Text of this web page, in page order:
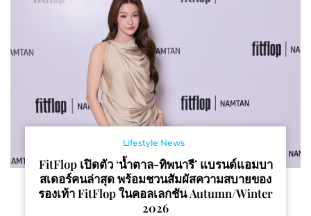
Lifestyle News
FitFlop เปิดตัว ‘น้ำตาล-ทิพนารี’ แบรนด์แอมบา
สเดอร์คนล่าสุด พร้อมชวนสัมผัสความสบายของ
รองเท้า FitFlop ในคอลเลกชัน Autumn/Winter
2026